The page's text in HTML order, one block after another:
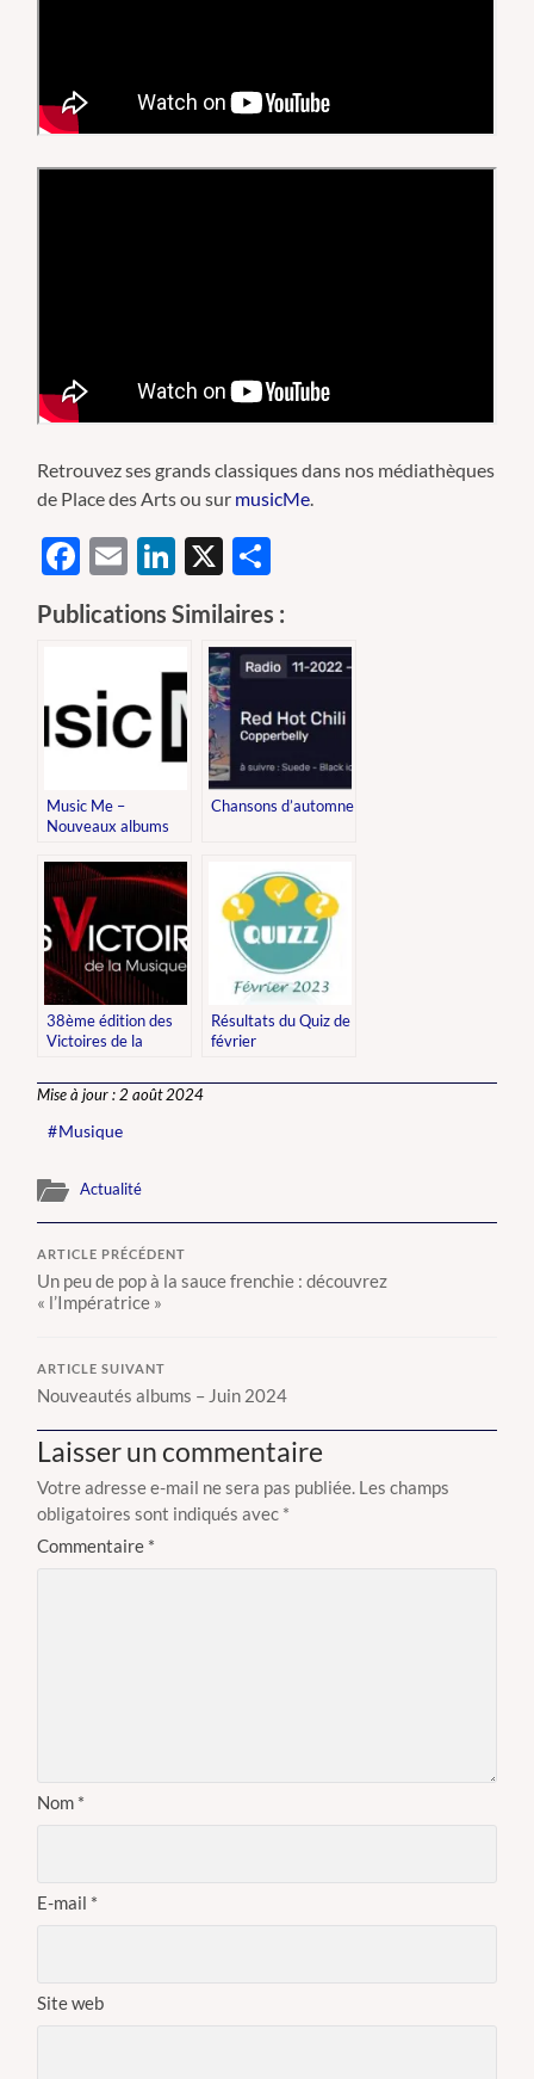
Retrouvez ses grands classiques dans nos médiathèques
de Place des Arts ou sur musicMe.
Facebook
EmailLinkedIn
X
Publications Similaires :
Music Me –
Nouveaux albums
Chansons d’automne
38ème édition des
Victoires de la
Résultats du Quiz de
février
Mise à jour : 2 août 2024
Musique
Actualité
ARTICLE PRÉCÉDENT
Un peu de pop à la sauce frenchie : découvrez
« l’Impératrice »
ARTICLE SUIVANT
Nouveautés albums – Juin 2024
Laisser un commentaire
Votre adresse e-mail ne sera pas publiée. Les champs
obligatoires sont indiqués avec *
Commentaire *
Nom *
E-mail *
Site web